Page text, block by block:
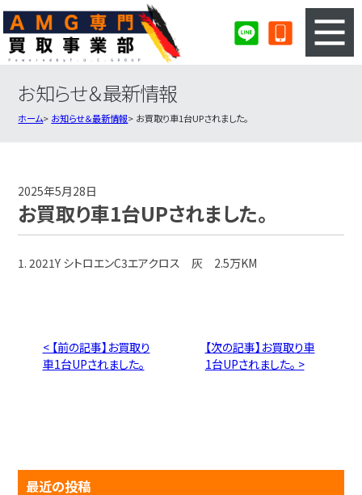
3ステップのカンタン査定
AMG買取実績
お知らせ＆最新情報
ホーム お知らせ＆最新情報 お買取り車1台UPされました。
2025年5月28日
お買取り車1台UPされました。
1. 2021Y シトロエンC3エアクロス 灰 2.5万KM
< 【前の記事】お買取り
車1台UPされました。
【次の記事】お買取り車
1台UPされました。 >
最近の投稿